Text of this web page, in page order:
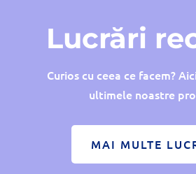
Lucrări
Curios cu ceea ce facem?
ultimele noastre
MAI MULTE